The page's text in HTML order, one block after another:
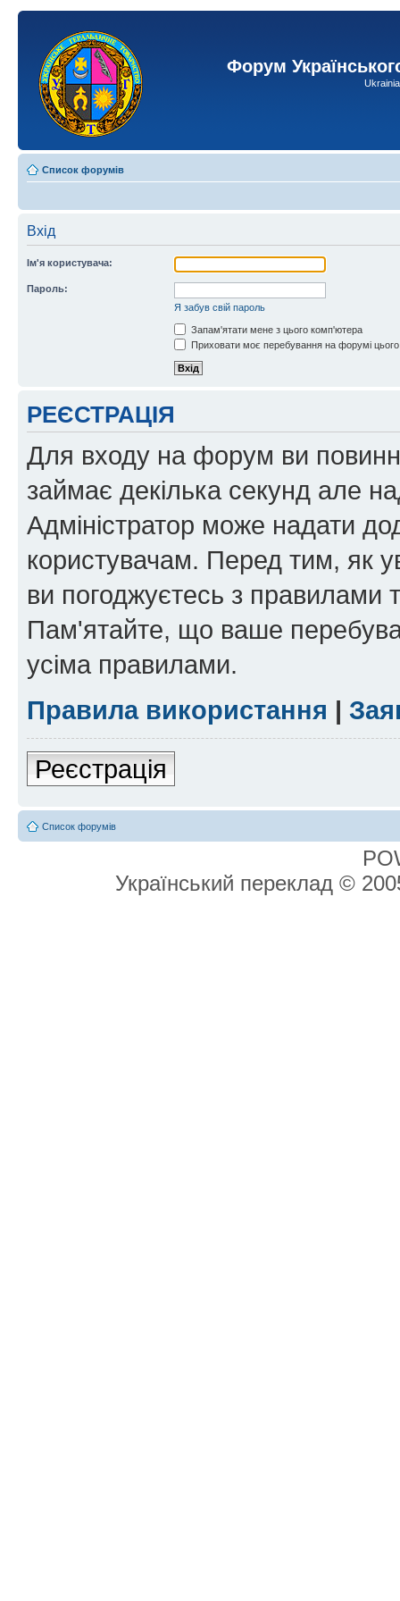
Форум
Список форумів
Вхід
Ім'я користувача:
Пароль:
Я забув свій пароль
Запам'ятати мене з цього комп'ютера
Приховати моє перебування на форумі
РЕЄСТРАЦІЯ
Для входу на форум ви
займає декілька секунд але
Адміністратор може надати
користувачам. Перед тим, як
ви погоджуєтесь з правилами
Пам'ятайте, що ваше
усіма правилами.
Правила використання |
Реєстрація
Список форумів
Український переклад ©